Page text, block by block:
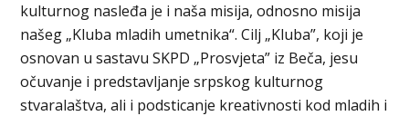
kulturnog nasleđa je i naša misija, odnosno misija
našeg „Kluba mladih umetnika“. Cilj „Kluba”, koji je
osnovan u sastavu SKPD „Prosvjeta” iz Beča, jesu
očuvanje i predstavljanje srpskog kulturnog
stvaralaštva, ali i podsticanje kreativnosti kod mladih i